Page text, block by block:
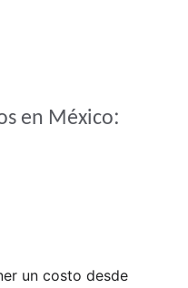
en México:
un costo desde